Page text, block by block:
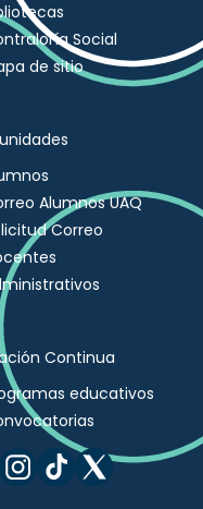
Social
de sitio
Alumnos UAQ
Correo
Continua
educativos